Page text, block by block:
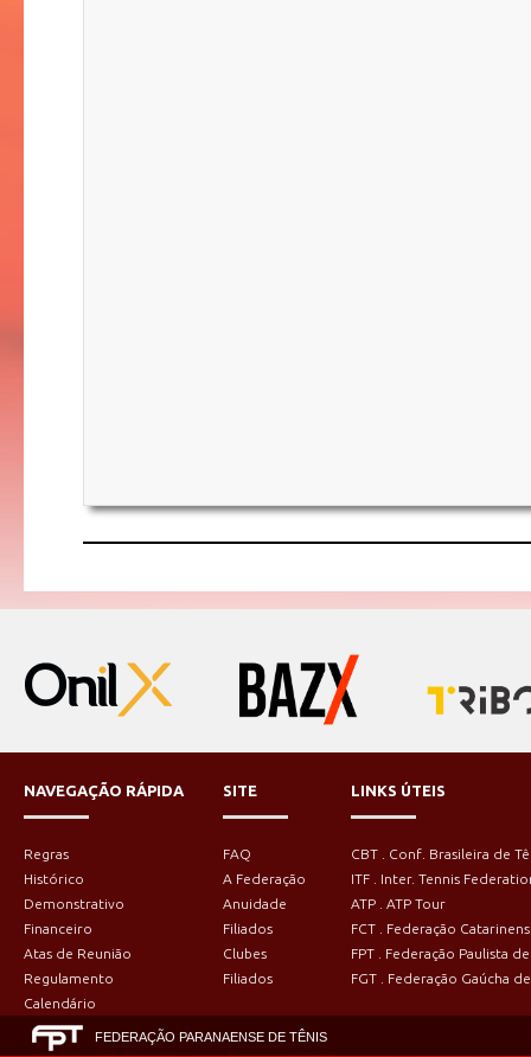
NAVEGAÇÃO RÁPIDA
Regras
Histórico
Demonstrativo
Financeiro
Atas de Reunião
Regulamento
Calendário
SITE
FAQ
A Federação
Anuidade
Filiados
Clubes
Filiados
LINKS ÚTEIS
CBT . Conf. Brasileira de
ITF . Inter. Tennis
ATP . ATP Tour
FCT . Federação
FPT . Federação Paulista
FGT . Federação Gaúcha
FEDERAÇÃO PARANAENSE DE TÊNIS